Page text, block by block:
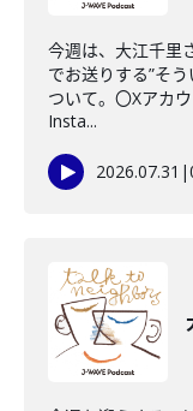
今週は、大江千里
でお送りする”そ
ついて。〇Xアカ
Insta...
2026.07.31 |